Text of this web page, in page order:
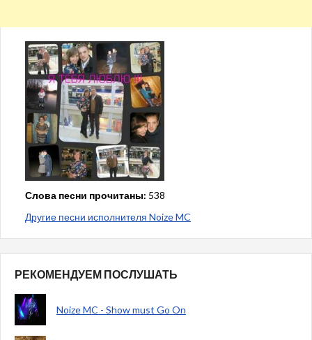
Слова песни прочитаны: 538
Другие песни исполнителя Noize MC
РЕКОМЕНДУЕМ ПОСЛУШАТЬ
Noize MC - Show must Go On